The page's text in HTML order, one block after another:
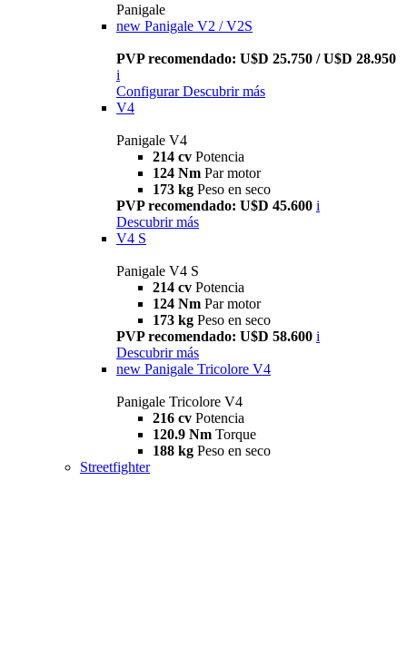
Panigale
new Panigale V2 / V2S
PVP recomendado: U$D 25.750 / U$D 28.950
i
Configurar Descubrir más
V4
Panigale V4
214 cv Potencia
124 Nm Par motor
173 kg Peso en seco
PVP recomendado: U$D 45.600 i
Descubrir más
V4 S
Panigale V4 S
214 cv Potencia
124 Nm Par motor
173 kg Peso en seco
PVP recomendado: U$D 58.600 i
Descubrir más
new Panigale Tricolore V4
Panigale Tricolore V4
216 cv Potencia
120.9 Nm Torque
188 kg Peso en seco
Streetfighter